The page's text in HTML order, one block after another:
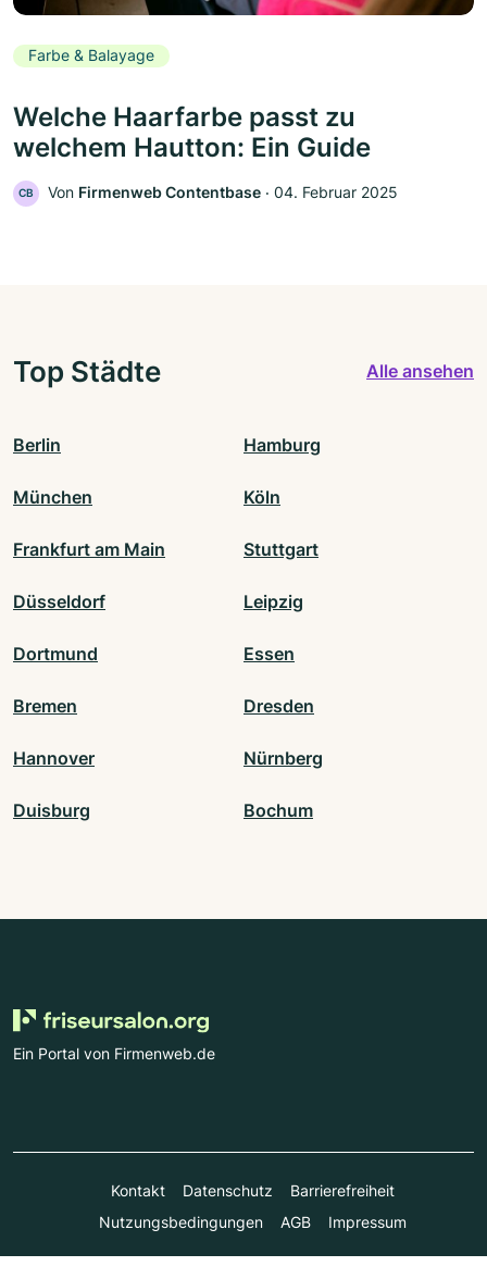
Farbe & Balayage
Welche Haarfarbe passt zu
welchem Hautton: Ein Guide
CB Von Firmenweb Contentbase ‧ 04. Februar 2025
Top Städte Alle ansehen
Berlin Hamburg
München Köln
Frankfurt am Main Stuttgart
Düsseldorf Leipzig
Dortmund Essen
Bremen Dresden
Hannover Nürnberg
Duisburg Bochum
Ein Portal von Firmenweb.de
Kontakt Datenschutz
Barrierefreiheit
Nutzungsbedingungen
AGB Impressum